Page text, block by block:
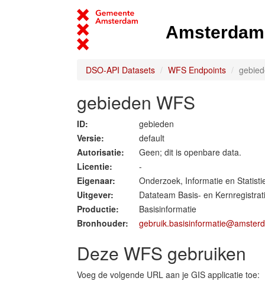
DSO-API Datasets WFS Endpoints
gebieden WFS
ID:
gebieden
Versie:
default
Autorisatie:
Geen; dit is openbare data.
Licentie:
-
Eigenaar:
Onderzoek, Informatie en
Uitgever:
Datateam Basis- en
Productie:
Basisinformatie
Bronhouder:
Deze WFS gebruiken
Voeg de volgende URL aan je GIS applicatie toe: